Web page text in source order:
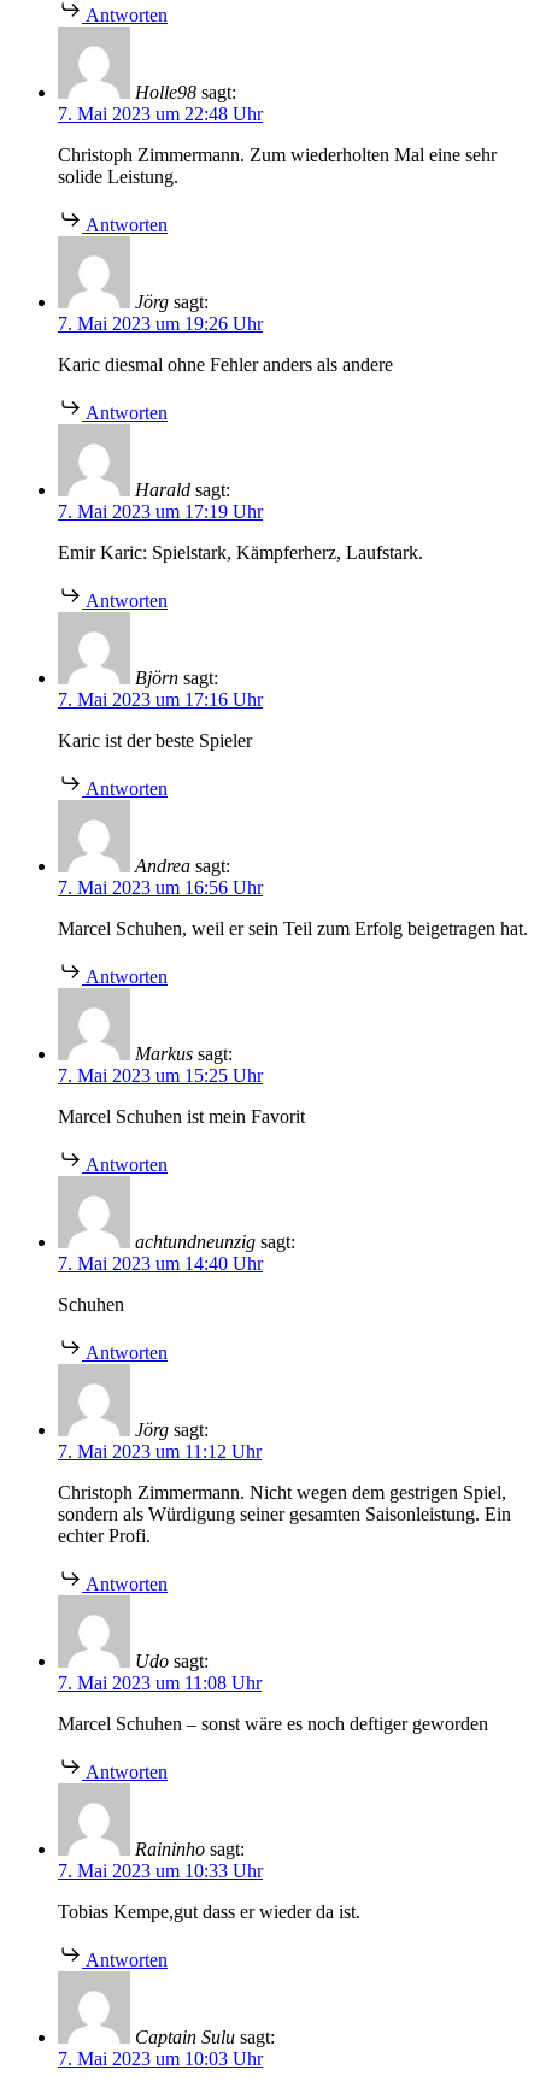
Antworten
Holle98 sagt:
7. Mai 2023 um 22:48 Uhr
Christoph Zimmermann. Zum wiederholten Mal eine sehr
solide Leistung.
Antworten
Jörg sagt:
7. Mai 2023 um 19:26 Uhr
Karic diesmal ohne Fehler anders als andere
Antworten
Harald sagt:
7. Mai 2023 um 17:19 Uhr
Emir Karic: Spielstark, Kämpferherz, Laufstark.
Antworten
Björn sagt:
7. Mai 2023 um 17:16 Uhr
Karic ist der beste Spieler
Antworten
Andrea sagt:
7. Mai 2023 um 16:56 Uhr
Marcel Schuhen, weil er sein Teil zum Erfolg beigetragen hat.
Antworten
Markus sagt:
7. Mai 2023 um 15:25 Uhr
Marcel Schuhen ist mein Favorit
Antworten
achtundneunzig sagt:
7. Mai 2023 um 14:40 Uhr
Schuhen
Antworten
Jörg sagt:
7. Mai 2023 um 11:12 Uhr
Christoph Zimmermann. Nicht wegen dem gestrigen Spiel,
sondern als Würdigung seiner gesamten Saisonleistung. Ein
echter Profi.
Antworten
Udo sagt:
7. Mai 2023 um 11:08 Uhr
Marcel Schuhen – sonst wäre es noch deftiger geworden
Antworten
Raininho sagt:
7. Mai 2023 um 10:33 Uhr
Tobias Kempe,gut dass er wieder da ist.
Antworten
Captain Sulu sagt:
7. Mai 2023 um 10:03 Uhr